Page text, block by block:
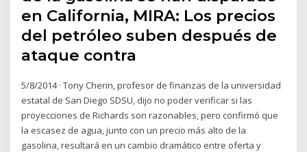
en California, MIRA: Los precios
del petróleo suben después de
ataque contra
5/8/2014 · Tony Cherin, profesor de finanzas de la universidad
estatal de San Diego SDSU, dijo no poder verificar si las
proyecciones de Richards son razonables, pero confirmó que
la escasez de agua, junto con un precio más alto de la
gasolina, resultará en un cambio dramático entre oferta y